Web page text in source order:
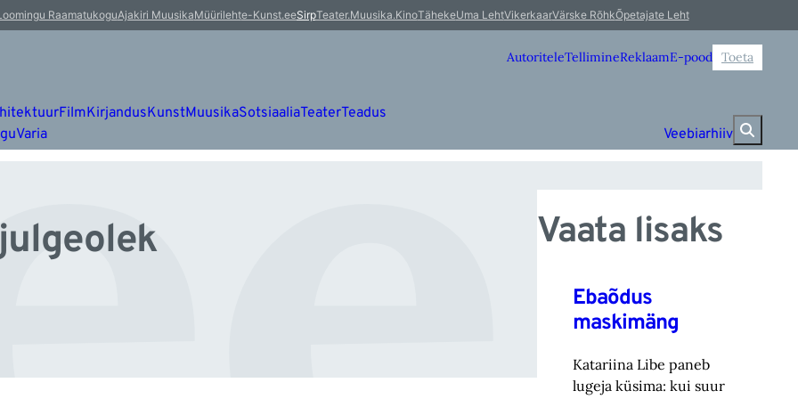
RaamatukoguAjakiri MuusikaMüürilehte-Kunst.eeSirpTeater.Muusika.KinoTähekeUma LehtVikerkaarVärske RõhkÕpetajate Leht
AutoriteleTellimineReklaamE-pood Toeta
FilmKirjandusKunstMuusikaSotsiaaliaTeaterTeadus
Varia Veebiarhiiv
Vaata lisaks
Ebaõdus
maskimäng
Katariina Libe paneb
lugeja küsima: kui suur